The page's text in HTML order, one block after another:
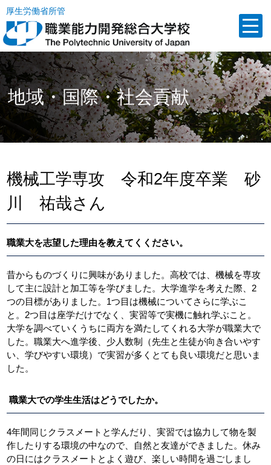
厚生労働省所管
地域・国際・社会貢献
機械工学専攻 令和2年度卒業 砂
川 祐哉さん
職業大を志望した理由を教えてくください。
昔からものづくりに興味がありました。高校では、機械を専攻
して主に設計と加工等を学びました。大学進学を考えた際、2
つの目標がありました。1つ目は機械についてさらに学ぶこ
と。2つ目は座学だけでなく、実習等で実機に触れ学ぶこと。
大学を調べていくうちに両方を満たしてくれる大学が職業大で
した。職業大へ進学後、少人数制（先生と生徒が向き合いやす
い、学びやすい環境）で実習が多くとても良い環境だと思いま
した。
職業大での学生生活はどうでしたか。
4年間同じクラスメートと学んだり、実習では協力して物を製
作したりする環境の中なので、自然と友達ができました。休み
の日にはクラスメートとよく遊び、楽しい時間を過ごしまし